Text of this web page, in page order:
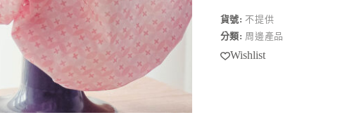
數
量
貨號: 不提供
分類: 周邊產品
Wishlist